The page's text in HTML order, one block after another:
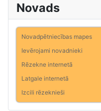
Novads
Novadpētniecības mapes
Ievērojami novadnieki
Rēzekne internetā
Latgale internetā
Izcili rēzeknieši